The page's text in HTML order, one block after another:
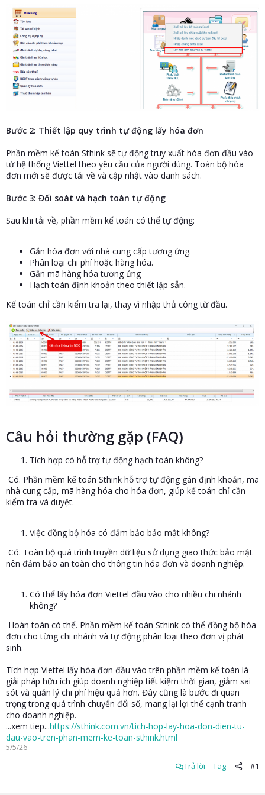
Bước 2: Thiết lập quy trình tự động lấy hóa đơn
Phần mềm kế toán Sthink sẽ tự động truy xuất hóa đơn đầu vào
từ hệ thống Viettel theo yêu cầu của người dùng. Toàn bộ hóa
đơn mới sẽ được tải về và cập nhật vào danh sách.
Bước 3: Đối soát và hạch toán tự động
Sau khi tải về, phần mềm kế toán có thể tự động:
Gắn hóa đơn với nhà cung cấp tương ứng.
Phân loại chi phí hoặc hàng hóa.
Gắn mã hàng hóa tương ứng
Hạch toán định khoản theo thiết lập sẵn.
Kế toán chỉ cần kiểm tra lại, thay vì nhập thủ công từ đầu.
Câu hỏi thường gặp (FAQ)
Tích hợp có hỗ trợ tự động hạch toán không?
Có. Phần mềm kế toán Sthink hỗ trợ tự động gán định khoản, mã
nhà cung cấp, mã hàng hóa cho hóa đơn, giúp kế toán chỉ cần
kiểm tra và duyệt.
Việc đồng bộ hóa có đảm bảo bảo mật không?
Có. Toàn bộ quá trình truyền dữ liệu sử dụng giao thức bảo mật
nên đảm bảo an toàn cho thông tin hóa đơn và doanh nghiệp.
Có thể lấy hóa đơn Viettel đầu vào cho nhiều chi nhánh
không?
Hoàn toàn có thể. Phần mềm kế toán Sthink có thể đồng bộ hóa
đơn cho từng chi nhánh và tự động phân loại theo đơn vị phát
sinh.
Tích hợp Viettel lấy hóa đơn đầu vào trên phần mềm kế toán là
giải pháp hữu ích giúp doanh nghiệp tiết kiệm thời gian, giảm sai
sót và quản lý chi phí hiệu quả hơn. Đây cũng là bước đi quan
trọng trong quá trình chuyển đổi số, mang lại lợi thế cạnh tranh
cho doanh nghiệp.
...xem tiep...https://sthink.com.vn/tich-hop-lay-hoa-don-dien-tu-
dau-vao-tren-phan-mem-ke-toan-sthink.html
5/5/26
Trả lời Tag #1